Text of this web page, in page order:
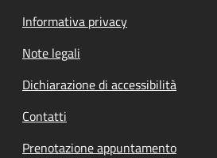
Informativa privacy
Note legali
Dichiarazione di accessibilità
Contatti
Prenotazione appuntamento